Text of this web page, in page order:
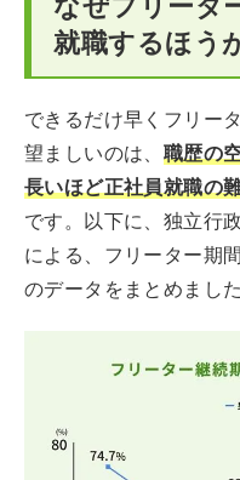
なぜフリータ
就職するほう
できるだけ早くフリー
望ましいのは、 職歴の
長いほど正社員就職の
です。以下に、独立行
による、フリーター期
のデータをまとめました